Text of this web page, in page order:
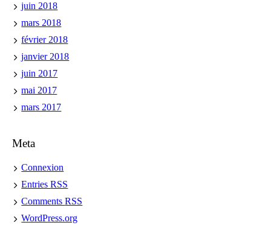
juin 2018
mars 2018
février 2018
janvier 2018
juin 2017
mai 2017
mars 2017
Meta
Connexion
EntriesRSS
CommentsRSS
WordPress.org